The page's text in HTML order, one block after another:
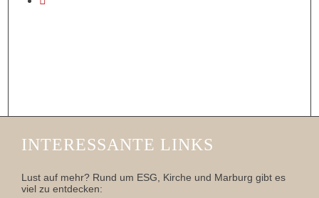
INTERESSANTE LINKS
Lust auf mehr? Rund um ESG, Kirche und Marburg gibt es
viel zu entdecken: